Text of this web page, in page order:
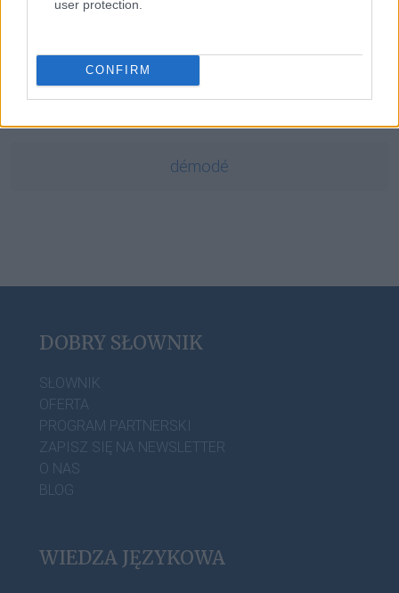
user protection.
CONFIRM
earl grey
démodé
DOBRY SŁOWNIK
SŁOWNIK
OFERTA
PROGRAM PARTNERSKI
ZAPISZ SIĘ NA NEWSLETTER
O NAS
BLOG
WIEDZA JĘZYKOWA